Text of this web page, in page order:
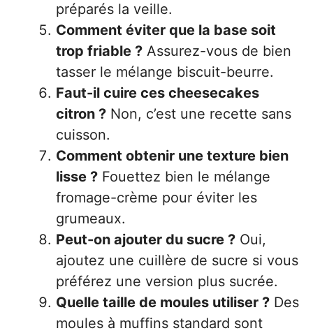
préparés la veille.
Comment éviter que la base soit
trop friable ? Assurez-vous de bien
tasser le mélange biscuit-beurre.
Faut-il cuire ces cheesecakes
citron ? Non, c’est une recette sans
cuisson.
Comment obtenir une texture bien
lisse ? Fouettez bien le mélange
fromage-crème pour éviter les
grumeaux.
Peut-on ajouter du sucre ? Oui,
ajoutez une cuillère de sucre si vous
préférez une version plus sucrée.
Quelle taille de moules utiliser ? Des
moules à muffins standard sont